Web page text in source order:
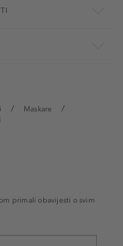
Maskare
primali obavijesti o svim